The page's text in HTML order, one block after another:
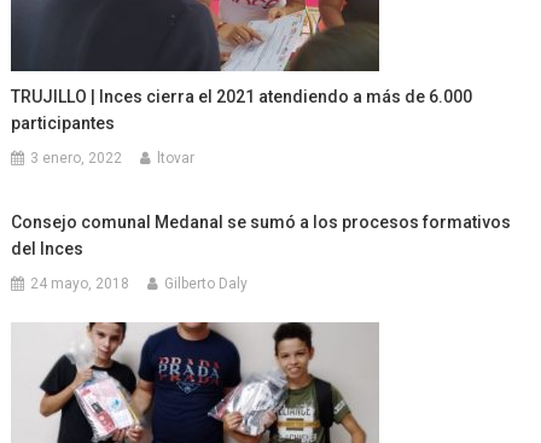
TRUJILLO | Inces cierra el 2021 atendiendo a más de 6.000
participantes
3 enero, 2022 ltovar
Consejo comunal Medanal se sumó a los procesos formativos
del Inces
24 mayo, 2018 Gilberto Daly